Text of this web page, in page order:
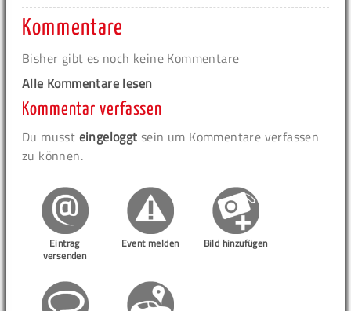
Kommentare
Bisher gibt es noch keine Kommentare
Alle Kommentare lesen
Kommentar verfassen
Du musst eingeloggt sein um Kommentare verfassen
zu können.
Eintrag
versenden
Event melden Bild hinzufügen